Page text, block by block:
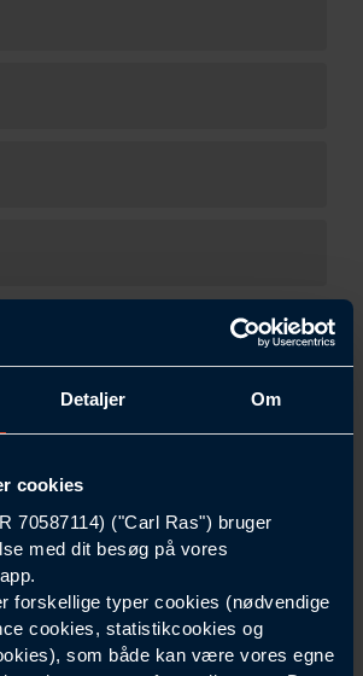
Detaljer Om
cookies
70587114) ("Carl Ras") bruger
med dit besøg på vores
forskellige typer cookies (nødvendige
cookies, statistikcookies og
som både kan være vores egne
ADK og
Carl Ras